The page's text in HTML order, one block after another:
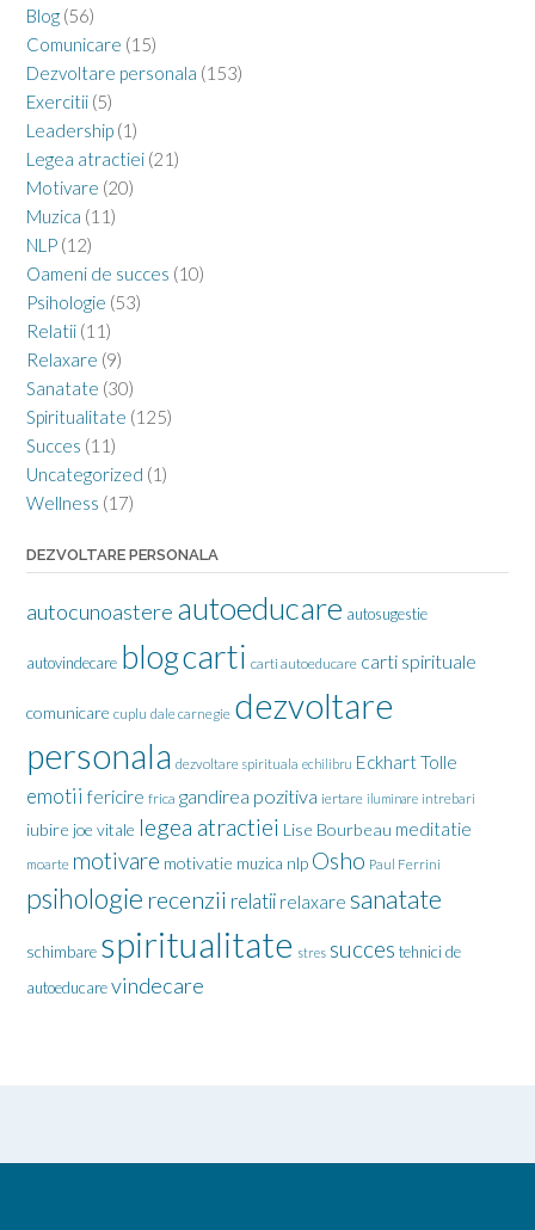
Blog (56)
Comunicare (15)
Dezvoltare personala (153)
Exercitii (5)
Leadership (1)
Legea atractiei (21)
Motivare (20)
Muzica (11)
NLP (12)
Oameni de succes (10)
Psihologie (53)
Relatii (11)
Relaxare (9)
Sanatate (30)
Spiritualitate (125)
Succes (11)
Uncategorized (1)
Wellness (17)
DEZVOLTARE PERSONALA
autocunoastere autoeducare autosugestie
autovindecare blogcarti carti autoeducare carti spirituale
comunicare cuplu dale carnegie dezvoltare
personala dezvoltare spirituala echilibru Eckhart Tolle
emotii fericire frica gandirea pozitiva iertare iluminare intrebari
iubire joe vitale legea atractiei Lise Bourbeau meditatie
moarte motivare motivatie muzica nlp Osho Paul Ferrini
psihologie recenzii relatii relaxare sanatate
schimbare spiritualitate stres succes tehnici de
autoeducarevindecare